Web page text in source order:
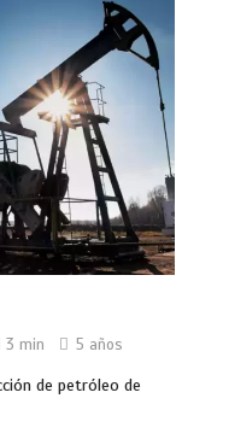
3 min 5 años
de petróleo de